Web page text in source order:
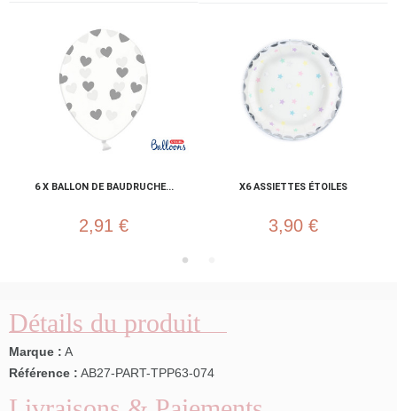
6 X BALLON DE BAUDRUCHE...
2,91 €
X6 ASSIETTES ÉTOILES
3,90 €
Détails du produit
Marque : A
Référence : AB27-PART-TPP63-074